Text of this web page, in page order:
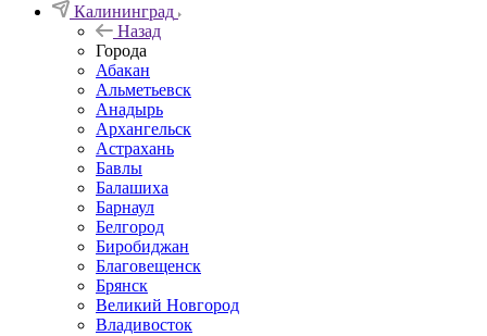
Калининград
Назад
Города
Абакан
Альметьевск
Анадырь
Архангельск
Астрахань
Бавлы
Балашиха
Барнаул
Белгород
Биробиджан
Благовещенск
Брянск
Великий Новгород
Владивосток